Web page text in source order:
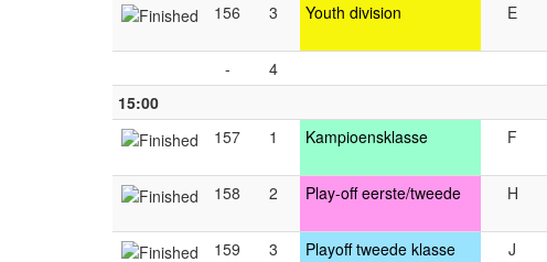
156
3 Youth division E
-
4
15:00
157
1 Kampioensklasse F
158
2 Play-off eerste/tweede H
159
3 Playoff tweede klasse J